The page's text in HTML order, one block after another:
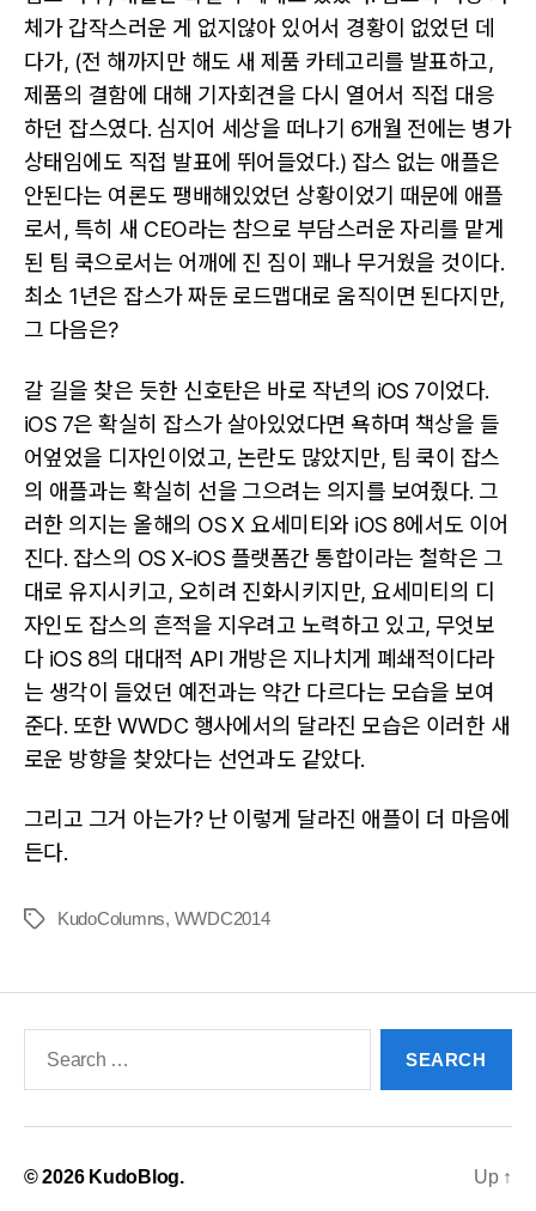
체가 갑작스러운 게 없지않아 있어서 경황이 없었던 데
다가, (전 해까지만 해도 새 제품 카테고리를 발표하고,
제품의 결함에 대해 기자회견을 다시 열어서 직접 대응
하던 잡스였다. 심지어 세상을 떠나기 6개월 전에는 병가
상태임에도 직접 발표에 뛰어들었다.) 잡스 없는 애플은
안된다는 여론도 팽배해있었던 상황이었기 때문에 애플
로서, 특히 새 CEO라는 참으로 부담스러운 자리를 맡게
된 팀 쿡으로서는 어깨에 진 짐이 꽤나 무거웠을 것이다.
최소 1년은 잡스가 짜둔 로드맵대로 움직이면 된다지만,
그 다음은?
갈 길을 찾은 듯한 신호탄은 바로 작년의 iOS 7이었다.
iOS 7은 확실히 잡스가 살아있었다면 욕하며 책상을 들
어엎었을 디자인이었고, 논란도 많았지만, 팀 쿡이 잡스
의 애플과는 확실히 선을 그으려는 의지를 보여줬다. 그
러한 의지는 올해의 OS X 요세미티와 iOS 8에서도 이어
진다. 잡스의 OS X-iOS 플랫폼간 통합이라는 철학은 그
대로 유지시키고, 오히려 진화시키지만, 요세미티의 디
자인도 잡스의 흔적을 지우려고 노력하고 있고, 무엇보
다 iOS 8의 대대적 API 개방은 지나치게 폐쇄적이다라
는 생각이 들었던 예전과는 약간 다르다는 모습을 보여
준다. 또한 WWDC 행사에서의 달라진 모습은 이러한 새
로운 방향을 찾았다는 선언과도 같았다.
그리고 그거 아는가? 난 이렇게 달라진 애플이 더 마음에
든다.
Tags KudoColumns, WWDC2014
© 2026 KudoBlog. Up ↑